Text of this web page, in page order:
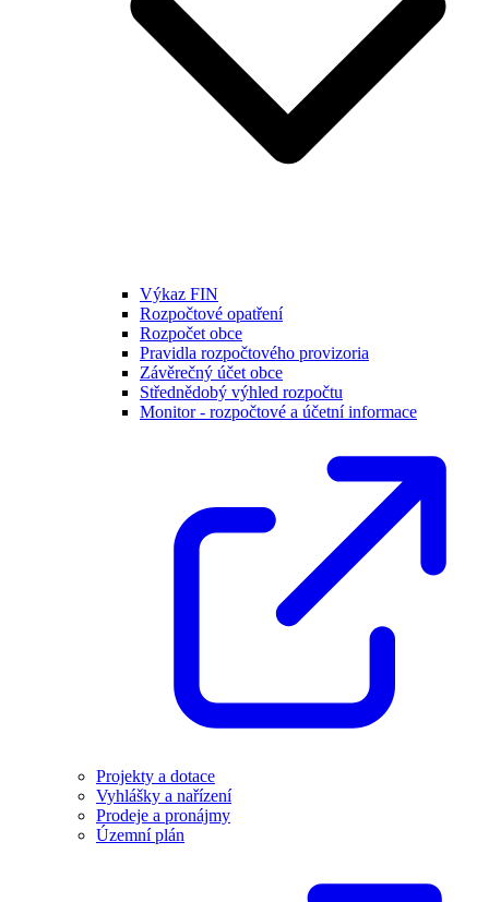
Výkaz FIN
Rozpočtové opatření
Rozpočet obce
Pravidla rozpočtového provizoria
Závěrečný účet obce
Střednědobý výhled rozpočtu
Monitor - rozpočtové a účetní informace
Projekty a dotace
Vyhlášky a nařízení
Prodeje a pronájmy
Územní plán